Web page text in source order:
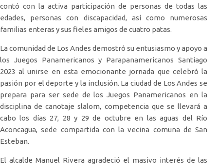
contó con la activa participación de personas de todas las
edades, personas con discapacidad, así como numerosas
familias enteras y sus fieles amigos de cuatro patas.
La comunidad de Los Andes demostró su entusiasmo y apoyo a
los Juegos Panamericanos y Parapanamericanos Santiago
2023 al unirse en esta emocionante jornada que celebró la
pasión por el deporte y la inclusión. La ciudad de Los Andes se
prepara para ser sede de los Juegos Panamericanos en la
disciplina de canotaje slalom, competencia que se llevará a
cabo los días 27, 28 y 29 de octubre en las aguas del Río
Aconcagua, sede compartida con la vecina comuna de San
Esteban.
El alcalde Manuel Rivera agradeció el masivo interés de las